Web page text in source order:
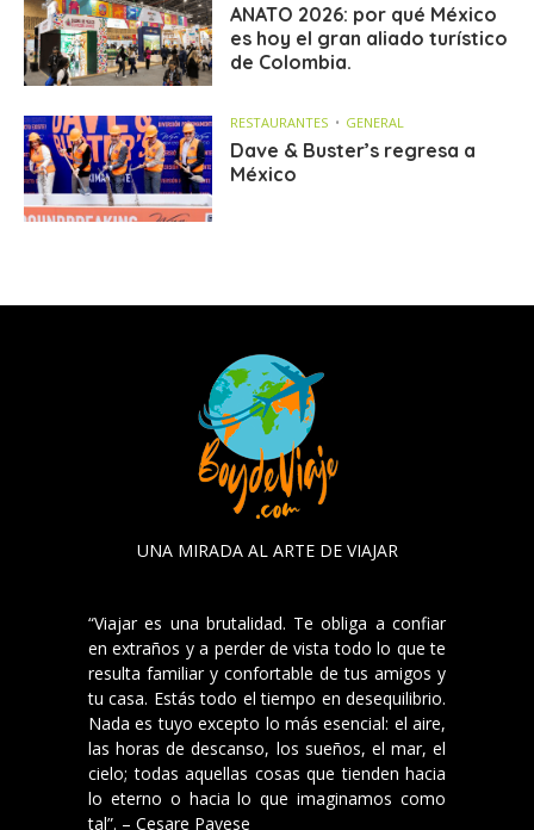
ANATO 2026: por qué México
es hoy el gran aliado turístico
de Colombia.
RESTAURANTES GENERAL
Dave & Buster’s regresa a
México
UNA MIRADA AL ARTE DE VIAJAR
“Viajar es una brutalidad. Te obliga a confiar
en extraños y a perder de vista todo lo que te
resulta familiar y confortable de tus amigos y
tu casa. Estás todo el tiempo en desequilibrio.
Nada es tuyo excepto lo más esencial: el aire,
las horas de descanso, los sueños, el mar, el
cielo; todas aquellas cosas que tienden hacia
lo eterno o hacia lo que imaginamos como
tal”. – Cesare Pavese